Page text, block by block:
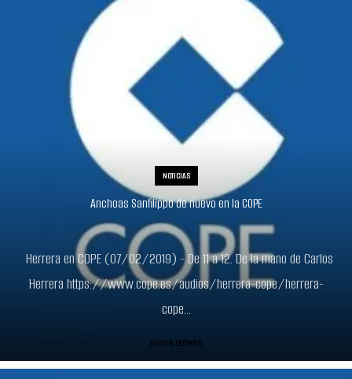
NOTICIAS
Anchoas Sanfilippo de nuevo en la COPE
Herrera en COPE (07/02/2019) - De 11 a 12. De la mano de Carlos
Herrera https://www.cope.es/audios/herrera-cope/herrera-
cope...
SEGUIR LEYENDO